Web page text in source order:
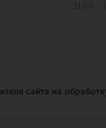
11:00 -
сайта на